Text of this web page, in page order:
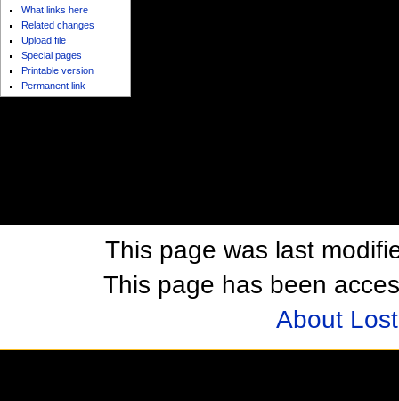
What links here
Related changes
Upload file
Special pages
Printable version
Permanent link
This page was last
This page has been
About